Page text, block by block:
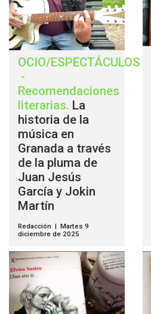
OCIO/ESPECTÁCULOS
-
Recomendaciones
literarias. La
historia de la
música en
Granada a través
de la pluma de
Juan Jesús
García y Jokin
Martín
Redacción | Martes 9
diciembre de 2025